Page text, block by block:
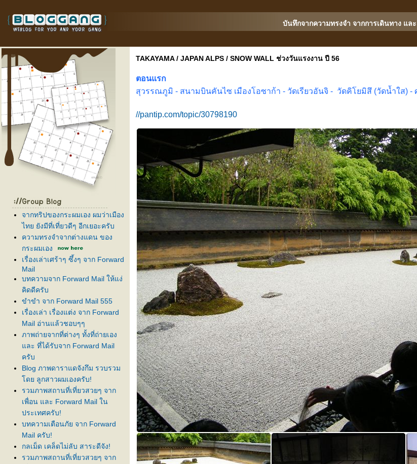
บันทึกจากความทรงจำ จากการเดินทาง แ
จากทริปของกระผมเอง ผมว่าเมือง
ไทย ยังมีที่เที่ยวดีๆ อีกเยอะครับ
ความทรงจำจากต่างแดน ของ
กระผมเอง
เรื่องเล่าเศร้าๆ ซึ้งๆ จาก Forward
Mail
บทความจาก Forward Mail ให้แง่
คิดดีครับ
ขำขำ จาก Forward Mail 555
เรื่องเล่า เรื่องแต่ง จาก Forward
Mail อ่านแล้วชอบๆๆ
ภาพถ่ายจากที่ต่างๆ ทั้งที่ถ่ายเอง
ละ ที่ได้รับจาก Forward Mail
ครับ
Blog ภาพดาราแดจังกึม รวบรวม
ดย ลูกสาวผมเองครับ!
รวมภาพสถานที่เที่ยวสวยๆ จาก
เพื่อน และ Forward Mail ใน
ประเทศครับ!
บทความเตือนภัย จาก Forward
Mail ครับ!
กลเม็ด เคล็ดไม่ลับ สาระดีจัง!
รวมภาพสถานที่เที่ยวสวยๆ จาก
TAKAYAMA / JAPAN ALPS / SNOW WALL ช่วงวันแรงงาน ปี 56
ตอนแรก
สุวรรณภูมิ - สนามบินคันไซ เมืองโอซาก้า - วัดเรียวอันจิ - วัดคิโยมิสึ (วัดน้ำใส) -
//pantip.com/topic/30798190